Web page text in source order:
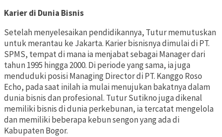
Karier di Dunia Bisnis
Setelah menyelesaikan pendidikannya, Tutur memutuskan
untuk merantau ke Jakarta. Karier bisnisnya dimulai di PT.
SPMS, tempat di mana ia menjabat sebagai Manager dari
tahun 1995 hingga 2000. Di periode yang sama, ia juga
menduduki posisi Managing Director di PT. Kanggo Roso
Echo, pada saat inilah ia mulai menujukan bakatnya dalam
dunia bisnis dan profesional. Tutur Sutikno juga dikenal
memiliki bisnis di dunia perkebunan, ia tercatat mengelola
dan memiliki beberapa kebun sengon yang ada di
Kabupaten Bogor.